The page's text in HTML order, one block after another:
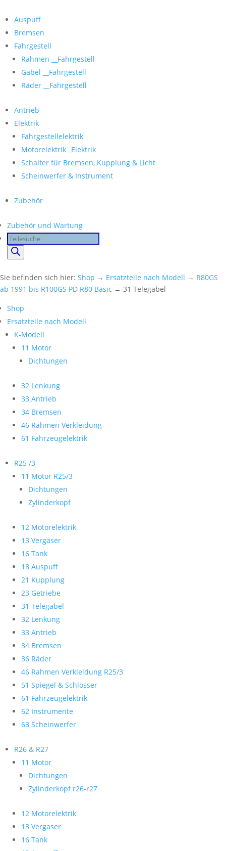
Auspuff
Bremsen
Fahrgestell
Rahmen __Fahrgestell
Gabel __Fahrgestell
Räder __Fahrgestell
Antrieb
Elektrik
Fahrgestellelektrik
Motorelektrik _Elektrik
Schalter für Bremsen, Kupplung & Licht
Scheinwerfer & Instrument
Zubehör
Zubehör und Wartung
Products
search
Sie befinden sich hier: Shop → Ersatzteile nach Modell → R80GS
ab 1991 bis R100GS PD R80 Basic → 31 Telegabel
Shop
Ersatzteile nach Modell
K-Modell
11 Motor
Dichtungen
32 Lenkung
33 Antrieb
34 Bremsen
46 Rahmen Verkleidung
61 Fahrzeugelektrik
R25 /3
11 Motor R25/3
Dichtungen
Zylinderkopf
12 Motorelektrik
13 Vergaser
16 Tank
18 Auspuff
21 Kupplung
23 Getriebe
31 Telegabel
32 Lenkung
33 Antrieb
34 Bremsen
36 Räder
46 Rahmen Verkleidung R25/3
51 Spiegel & Schlösser
61 Fahrzeugelektrik
62 Instrumente
63 Scheinwerfer
R26 & R27
11 Motor
Dichtungen
Zylinderkopf r26-r27
12 Motorelektrik
13 Vergaser
16 Tank